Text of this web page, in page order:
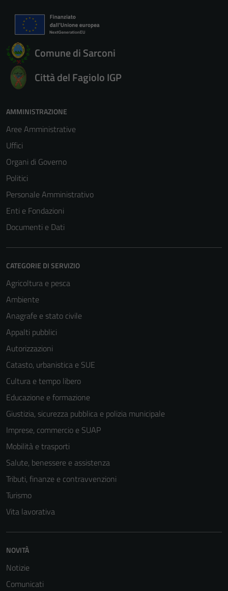
Comune di Sarconi
Città del Fagiolo IGP
AMMINISTRAZIONE
Aree Amministrative
Uffici
Organi di Governo
Politici
Personale Amministrativo
Enti e Fondazioni
Documenti e Dati
CATEGORIE DI SERVIZIO
Agricoltura e pesca
Ambiente
Anagrafe e stato civile
Appalti pubblici
Autorizzazioni
Catasto, urbanistica e SUE
Cultura e tempo libero
Educazione e formazione
Giustizia, sicurezza pubblica e polizia municipale
Imprese, commercio e SUAP
Mobilità e trasporti
Salute, benessere e assistenza
Tributi, finanze e contravvenzioni
Turismo
Vita lavorativa
NOVITÀ
Notizie
Comunicati